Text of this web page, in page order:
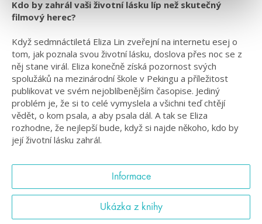
Kdo by zahrál vaši životní lásku líp než skutečný
filmový herec?
Když sedmnáctiletá Eliza Lin zveřejní na internetu esej o
tom, jak poznala svou životní lásku, doslova přes noc se z
něj stane virál. Eliza konečně získá pozornost svých
spolužáků na mezinárodní škole v Pekingu a příležitost
publikovat ve svém nejoblíbenějším časopise. Jediný
problém je, že si to celé vymyslela a všichni teď chtějí
vědět, o kom psala, a aby psala dál. A tak se Eliza
rozhodne, že nejlepší bude, když si najde někoho, kdo by
její životní lásku zahrál.
Informace
Ukázka z knihy